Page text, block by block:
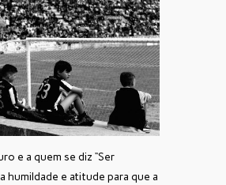
e a quem se diz “Ser
humildade e atitude para que a